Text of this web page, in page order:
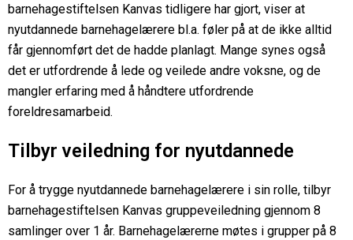
barnehagestiftelsen Kanvas tidligere har gjort, viser at
nyutdannede barnehagelærere bl.a. føler på at de ikke alltid
får gjennomført det de hadde planlagt. Mange synes også
det er utfordrende å lede og veilede andre voksne, og de
mangler erfaring med å håndtere utfordrende
foreldresamarbeid.
Tilbyr veiledning for nyutdannede
For å trygge nyutdannede barnehagelærere i sin rolle, tilbyr
barnehagestiftelsen Kanvas gruppeveiledning gjennom 8
samlinger over 1 år. Barnehagelærerne møtes i grupper på 8